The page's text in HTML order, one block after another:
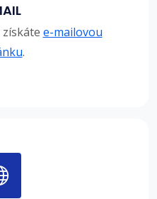
e-mailovou
.